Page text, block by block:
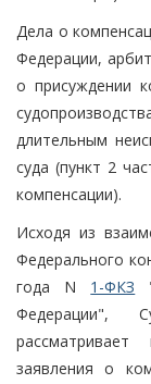
Дела о
Федерации,
о присуждении
длительным
суда (пункт 2
компенсации).
Исходя из
Федерального
года N 1-ФКЗ
Федерации",
заявления о